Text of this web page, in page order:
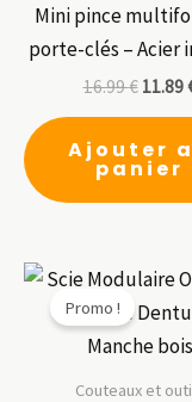
Mini pince
porte-clés – Acier
16.99€ 11.89
Ajouter
panier
Promo !
Couteaux et